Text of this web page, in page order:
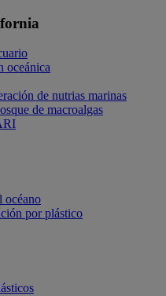
oceánica
de nutrias marinas
de macroalgas
océano
por plástico